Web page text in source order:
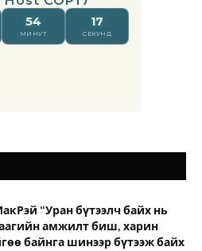
“Уран бүтээлч байх нь
амжилт биш, харин
байнга шинээр бүтээж байх